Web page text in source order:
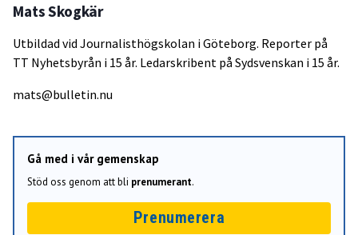
Mats Skogkär
Utbildad vid Journalisthögskolan i Göteborg. Reporter på
TT Nyhetsbyrån i 15 år. Ledarskribent på Sydsvenskan i 15 år.
mats@bulletin.nu
Gå med i vår gemenskap
Stöd oss genom att bli prenumerant.
Prenumerera